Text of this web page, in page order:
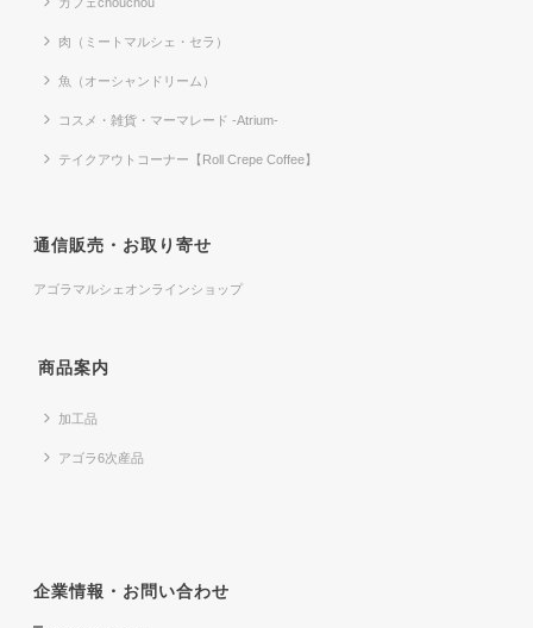
肉（ミートマルシェ・セラ）
魚（オーシャンドリーム）
コスメ・雑貨・マーマレード -Atrium-
テイクアウトコーナー【Roll Crepe Coffee】
通信販売・お取り寄せ
アゴラマルシェオンラインショップ
商品案内
加工品
アゴラ6次産品
企業情報・お問い合わせ